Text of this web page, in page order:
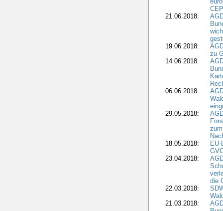
21.06.2018:
19.06.2018:
zu
14.06.2018:
06.06.2018:
29.05.2018:
18.05.2018:
23.04.2018:
die
22.03.2018:
21.03.2018: